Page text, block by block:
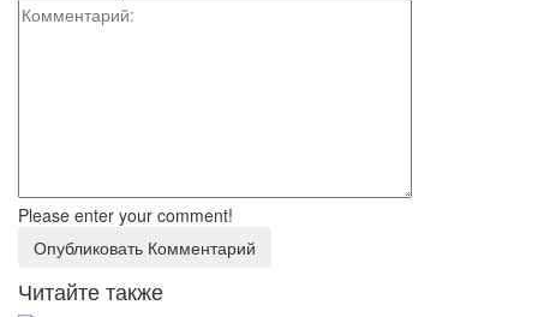
Please enter your comment!
Читайте также